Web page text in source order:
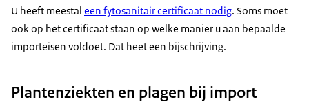
U heeft meestal een fytosanitair certificaat nodig. Soms moet
ook op het certificaat staan op welke manier u aan bepaalde
importeisen voldoet. Dat heet een bijschrijving.
Plantenziekten en plagen bij import